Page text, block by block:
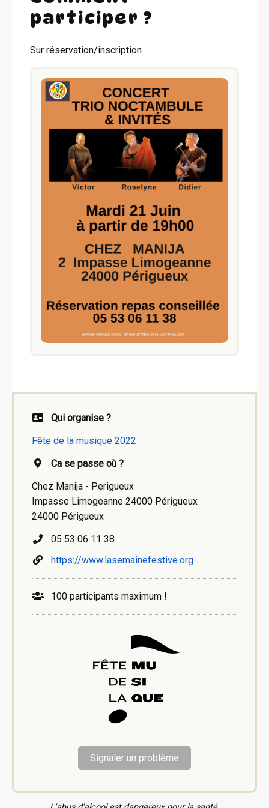
participer ?
Sur réservation/inscription
Qui organise ?
Fête de la musique 2022
Ca se passe où ?
Chez Manija - Perigueux
Impasse Limogeanne 24000 Périgueux
24000 Périgueux
05 53 06 11 38
https://www.lasemainefestive.org
100 participants maximum !
Signaler un problème